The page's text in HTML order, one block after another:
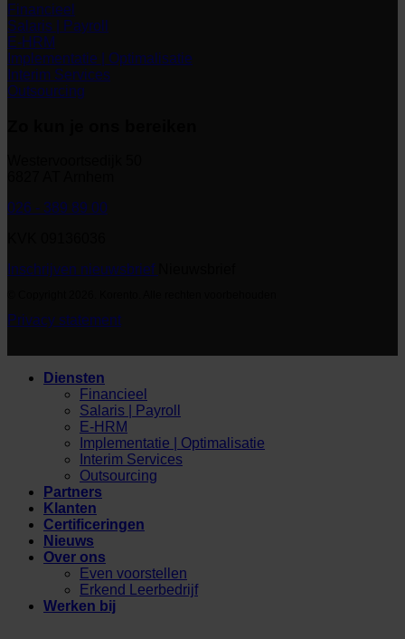
Financieel
Salaris | Payroll
E-HRM
Implementatie | Optimalisatie
Interim Services
Outsourcing
026 - 389 89 00
Inschrijven nieuwsbrief
Privacy statement
Diensten
Financieel
Salaris | Payroll
E-HRM
Implementatie | Optimalisatie
Interim Services
Outsourcing
Partners
Klanten
Certificeringen
Nieuws
Over ons
Even voorstellen
Erkend Leerbedrijf
Werken bij